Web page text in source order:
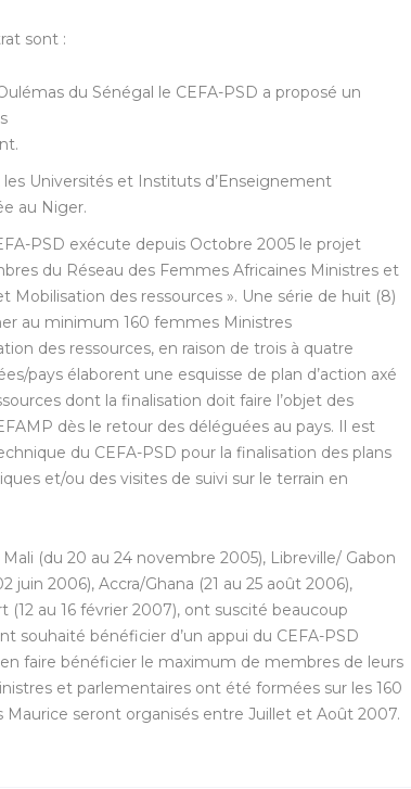
sont :
du Sénégal le CEFA-PSD a proposé un
Universités et Instituts d’Enseignement
au Niger.
PSD exécute depuis Octobre 2005 le projet
du Réseau des Femmes Africaines Ministres et
Mobilisation des ressources ». Une série de huit (8)
au minimum 160 femmes Ministres
des ressources, en raison de trois à quatre
pays élaborent une esquisse de plan d’action axé
dont la finalisation doit faire l’objet des
dès le retour des déléguées au pays. Il est
du CEFA-PSD pour la finalisation des plans
et/ou des visites de suivi sur le terrain en
(du 20 au 24 novembre 2005), Libreville/ Gabon
juin 2006), Accra/Ghana (21 au 25 août 2006),
au 16 février 2007), ont suscité beaucoup
souhaité bénéficier d’un appui du CEFA-PSD
faire bénéficier le maximum de membres de leurs
et parlementaires ont été formées sur les 160
seront organisés entre Juillet et Août 2007.